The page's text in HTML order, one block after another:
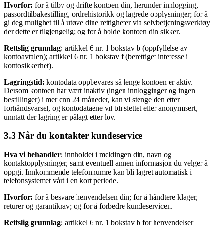
Hvorfor: for å tilby og drifte kontoen din, herunder innlogging,
passordtilbakestilling, ordrehistorikk og lagrede opplysninger; for å
gi deg mulighet til å utøve dine rettigheter via selvbetjeningsverktøy
der dette er tilgjengelig; og for å holde kontoen din sikker.
Rettslig grunnlag: artikkel 6 nr. 1 bokstav b (oppfyllelse av
kontoavtalen); artikkel 6 nr. 1 bokstav f (berettiget interesse i
kontosikkerhet).
Lagringstid: kontodata oppbevares så lenge kontoen er aktiv.
Dersom kontoen har vært inaktiv (ingen innlogginger og ingen
bestillinger) i mer enn 24 måneder, kan vi stenge den etter
forhåndsvarsel, og kontodataene vil bli slettet eller anonymisert,
unntatt der lagring er pålagt etter lov.
3.3 Når du kontakter kundeservice
Hva vi behandler: innholdet i meldingen din, navn og
kontaktopplysninger, samt eventuell annen informasjon du velger å
oppgi. Innkommende telefonnumre kan bli lagret automatisk i
telefonsystemet vårt i en kort periode.
Hvorfor: for å besvare henvendelsen din; for å håndtere klager,
returer og garantikrav; og for å forbedre kundeservicen.
Rettslig grunnlag: artikkel 6 nr. 1 bokstav b for henvendelser